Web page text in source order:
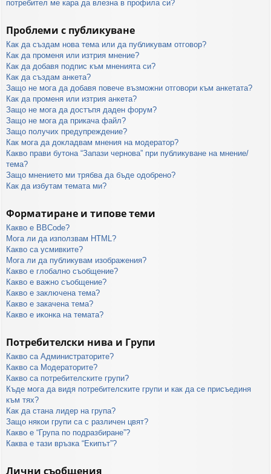
потребител ме кара да влезна в профила си?
Проблеми с публикуване
Как да създам нова тема или да публикувам отговор?
Как да променя или изтрия мнение?
Как да добавя подпис към мненията си?
Как да създам анкета?
Защо не мога да добавя повече възможни отговори към анкетата?
Как да променя или изтрия анкета?
Защо не мога да достъпя даден форум?
Защо не мога да прикача файл?
Защо получих предупреждение?
Как мога да докладвам мнения на модератор?
Какво прави бутона “Запази чернова” при публикуване на мнение/
тема?
Защо мнението ми трябва да бъде одобрено?
Как да избутам темата ми?
Форматиране и типове теми
Какво е BBCode?
Мога ли да използвам HTML?
Какво са усмивките?
Мога ли да публикувам изображения?
Какво е глобално съобщение?
Какво е важно съобщение?
Какво е заключена тема?
Какво е закачена тема?
Какво е иконка на темата?
Потребителски нива и Групи
Какво са Администраторите?
Какво са Модераторите?
Какво са потребителските групи?
Къде мога да видя потребителските групи и как да се присъединя
към тях?
Как да стана лидер на група?
Защо някои групи са с различен цвят?
Какво е “Група по подразбиране”?
Каква е тази връзка “Екипът”?
Лични съобщения